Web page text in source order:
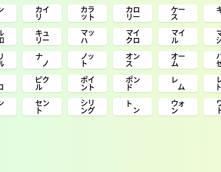
㌋ ㌌ ㌍ ㌜
㌒ ㍅ ㍃ ㍄
㌨ ㌩ ㌉ ㌊
㌯ ㌽ ㍀ ㍕
㌣ ㌡ ㌧ ㌆